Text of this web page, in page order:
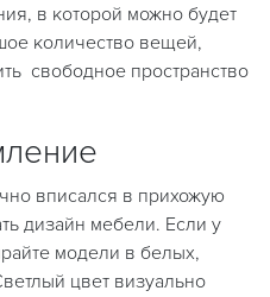
в которой можно будет
количество вещей,
свободное пространство
вписался в прихожую
дизайн мебели. Если у
модели в белых,
цвет визуально